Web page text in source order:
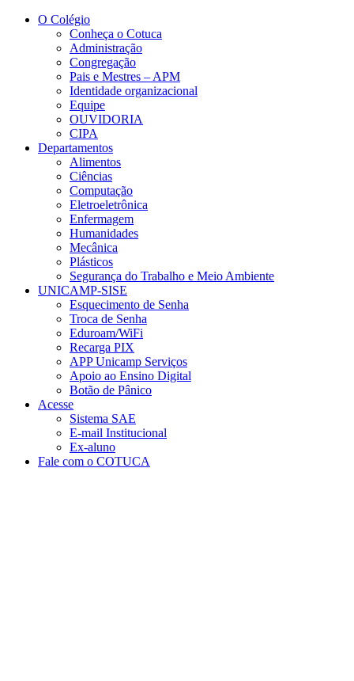
Conteúdo principal
O Colégio
Conheça o Cotuca
Administração
Congregação
Pais e Mestres – APM
Identidade organizacional
Equipe
OUVIDORIA
CIPA
Departamentos
Alimentos
Ciências
Computação
Eletroeletrônica
Enfermagem
Humanidades
Mecânica
Plásticos
Segurança do Trabalho e Meio Ambiente
UNICAMP-SISE
Esquecimento de Senha
Troca de Senha
Eduroam/WiFi
Recarga PIX
APP Unicamp Serviços
Apoio ao Ensino Digital
Botão de Pânico
Acesse
Sistema SAE
E-mail Institucional
Ex-aluno
Fale com o COTUCA